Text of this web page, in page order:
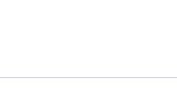
HUMAINES